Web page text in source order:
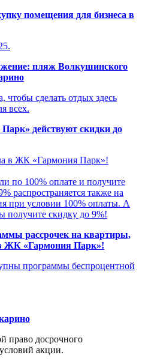
помещения для бизнеса в
пляж Волкушинского
чтобы сделать отдых здесь
всех.
действуют скидки до
в ЖК «Гармония Парк»!
по 100% оплате и получите
распространяется также на
при условии 100% оплаты. А
получите скидку до 9%!
рассрочек на квартиры,
ЖК «Гармония Парк»!
программы беспроцентной
право досрочного
акции.